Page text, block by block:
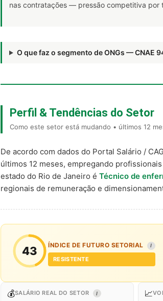
nas contratações — pressão competitiva por
O que faz o segmento de ONGs — CNAE
Perfil & Tendências do Setor
Como este setor está mudando • últimos 12
De acordo com dados do Portal Salário /
últimos 12 meses, empregando
estado do Rio de Janeiro é Técnico de
regionais de remuneração e
43 ÍNDICE DE FUTURO SETORIAL I
RESISTENTE
💰SALÁRIO REAL DO SETOR I 📈